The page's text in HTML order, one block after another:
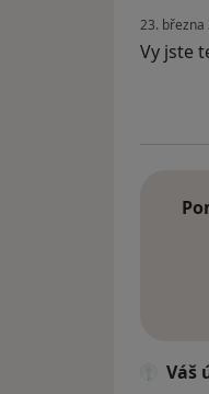
23. března
Vy jste
Váš